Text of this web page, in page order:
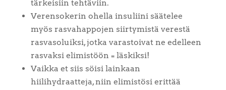
tärkeisiin tehtäviin.
Verensokerin ohella insuliini säätelee
myös rasvahappojen siirtymistä verestä
rasvasoluiksi, jotka varastoivat ne edelleen
rasvaksi elimistöön = läskiksi!
Vaikka et siis söisi lainkaan
hiilihydraatteja, niin elimistösi erittää